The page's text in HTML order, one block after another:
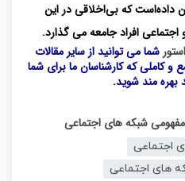
داده‌است که بی‌اخلاقی در این
افراد جامعه می گذارد.
شما می توانید از سایر مقالات
کاملی که کارشناسان ما برای شما
بهره مند شوید.
مفهومی شبکه های اجتماعی
اجتماعی
های اجتماعی